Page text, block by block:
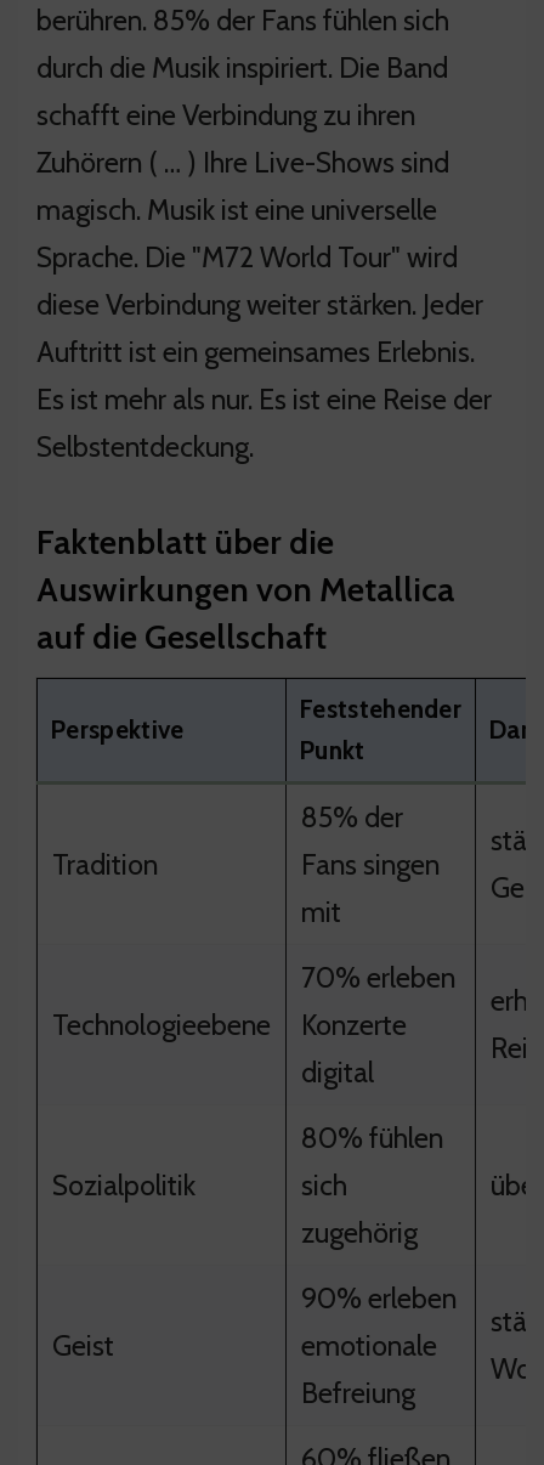
berühren. 85% der Fans fühlen sich
durch die Musik inspiriert. Die Band
schafft eine Verbindung zu ihren
Zuhörern ( … ) Ihre Live-Shows sind
magisch. Musik ist eine universelle
Sprache. Die "M72 World Tour" wird
diese Verbindung weiter stärken. Jeder
Auftritt ist ein gemeinsames Erlebnis.
Es ist mehr als nur. Es ist eine Reise der
Selbstentdeckung.
Faktenblatt über die
Auswirkungen von Metallica
auf die Gesellschaft
Perspektive
Feststehender
Punkt
Tradition
85% der
Fans singen
mit
Technologieebene
70% erleben
Konzerte
digital
Sozialpolitik
80% fühlen
sich
zugehörig
Geist
90% erleben
emotionale
Befreiung
60% fließen